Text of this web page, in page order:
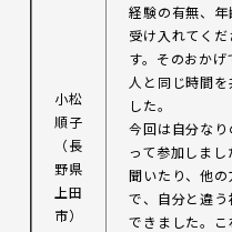
小松
順子
（長
野県
上田
市）
経験の有無、
受け入れてく
す。そのおか
人と同じ時間
した。
今回は自分な
って参加しま
聞いたり、他
で、自分と違
できました。